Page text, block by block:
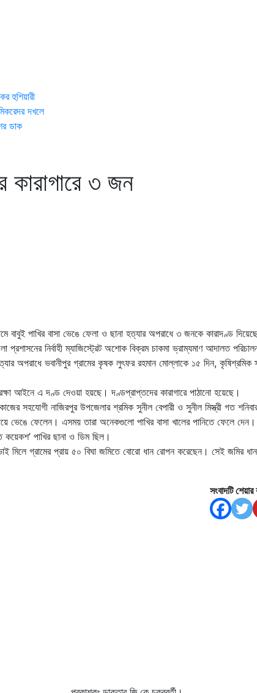
হুশিয়ারী
দখলে
ডাক
কারাগারে ৩ জন
বাবুই পাখির বাসা ভেঙে ফেলা ও ছানা হত্যার অপরাধে ৩ জনকে কারাদণ্ড
প্রশাসনের নির্বাহী ম্যাজিস্ট্রেট অশোক বিক্রম চাকমা ভ্রাম্যমাণ আদালত
অপরাধে ভবানীপুর গ্রামের কৃষক লুৎফর রহমান মোল্লাকে ১৫ দিন, কৃষিশ্রমিক
রক্ষা আইনে এ দণ্ড দেওয়া হয়ছে। দণ্ডপ্রাপ্তদের কারাগারে পাঠানো হয়েছে।
সহযোগী নাজিরপুর উপজেলার শ্রমিক সুনীল বেপারী ও সুনীল মিস্ত্রী গত
ভেঙে ফেলেন। এসময় তারা অনেকগুলো পাখির বাসা খালের পানিতে ফেলে
কয়েকশ’ পাখির ছানা ও ডিম ছিল।
মিলে গ্রামের প্রায় ৫০ বিঘা জমিতে বোরো ধান রোপন করেছেন। সেই জমির
সংবাদটি